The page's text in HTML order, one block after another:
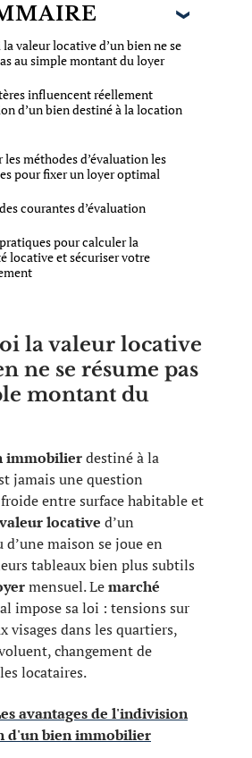
valeur locative d’un bien ne se
au simple montant du loyer
influencent réellement
d’un bien destiné à la location
les méthodes d’évaluation les
pour fixer un loyer optimal
courantes d’évaluation
pour calculer la
locative et sécuriser votre
la valeur locative
ne se résume pas
montant du
immobilierdestiné à la
jamais une question
entre surface habitable et
valeur locative d’un
maison se joue en
tableaux bien plus subtils
mensuel. Lemarché
impose sa loi : tensions sur
visages dans les quartiers,
changement de
locataires.
avantages de l'indivision
d'un bien immobilier